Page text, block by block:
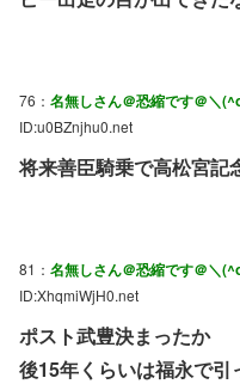
76： 名無しさん＠恐縮です＠＼
ID:u0BZnjhu0.net
将来善臣騎乗で高松宮記
81： 名無しさん＠恐縮です＠＼
ID:XhqmiWjH0.net
ポスト武豊決まったか
後15年くらいは福永で引